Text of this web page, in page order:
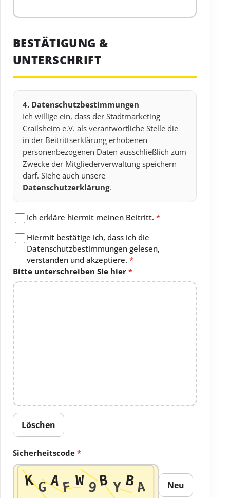
BESTÄTIGUNG &
UNTERSCHRIFT
4. Datenschutzbestimmungen
Ich willige ein, dass der Stadtmarketing
Crailsheim e.V. als verantwortliche Stelle die
in der Beitrittserklärung erhobenen
personenbezogenen Daten ausschließlich zum
Zwecke der Mitgliederverwaltung speichern
darf. Siehe auch unsere
Datenschutzerklärung.
Ich erkläre hiermit meinen Beitritt. *
Hiermit bestätige ich, dass ich die
Datenschutzbestimmungen gelesen,
verstanden und akzeptiere. *
Bitte unterschreiben Sie hier *
Löschen
Sicherheitscode *
Neu